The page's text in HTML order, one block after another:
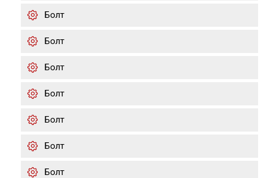
Болт
Болт
Болт
Болт
Болт
Болт
Болт